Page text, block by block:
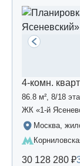
4-комн.
86.8 м², 8/18
ЖК «1-й
Москва,
30 128 280 ₽